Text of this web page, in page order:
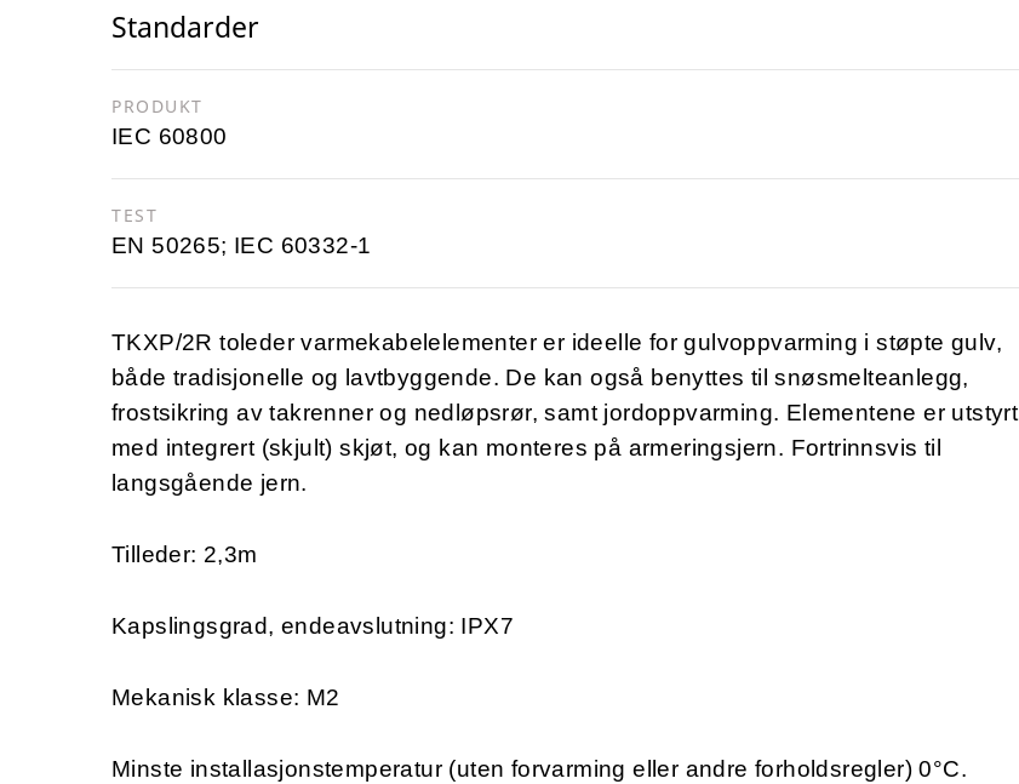
Standarder
PRODUKT
IEC 60800
TEST
EN 50265; IEC 60332-1
TKXP/2R toleder varmekabelelementer er ideelle for gulvoppvarming i støpte gulv,
både tradisjonelle og lavtbyggende. De kan også benyttes til snøsmelteanlegg,
frostsikring av takrenner og nedløpsrør, samt jordoppvarming. Elementene er utstyrt
med integrert (skjult) skjøt, og kan monteres på armeringsjern. Fortrinnsvis til
langsgående jern.
Tilleder: 2,3m
Kapslingsgrad, endeavslutning: IPX7
Mekanisk klasse: M2
Minste installasjonstemperatur (uten forvarming eller andre forholdsregler) 0°C.